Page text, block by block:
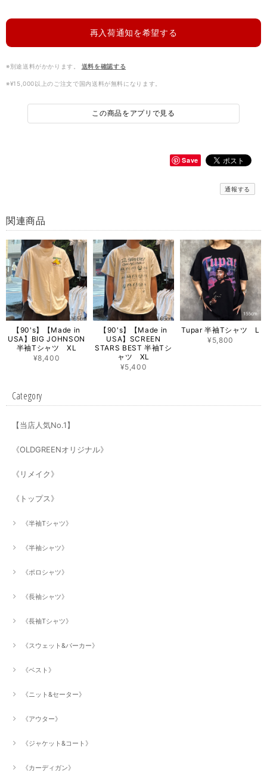
再入荷通知を希望する
※別途送料がかかります。 送料を確認する
※¥15,000以上のご注文で国内送料が無料になります。
この商品をアプリで見る
Save
通報する
関連商品
【90's】【Made in
USA】BIG JOHNSON
半袖Tシャツ XL
¥8,400
【90's】【Made in
USA】SCREEN
STARS BEST 半袖Tシ
ャツ XL
¥5,400
Tupar 半袖Tシャツ L
¥5,800
Category
【当店人気No.1】
《OLDGREENオリジナル》
《リメイク》
《トップス》
《半袖Tシャツ》
《半袖シャツ》
《ポロシャツ》
《長袖シャツ》
《長袖Tシャツ》
《スウェット&パーカー》
《ベスト》
《ニット&セーター》
《アウター》
《ジャケット&コート》
《カーディガン》